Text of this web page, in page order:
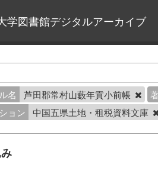
学図書館デジタルアーカイブ
名 芦田郡常村山藪年貢小前帳
ョン
中国五県土地・租税資料文庫